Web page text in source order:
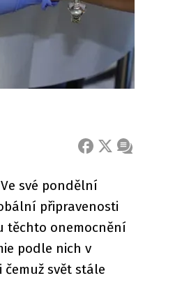
FACEBOOK
X ZPRÁVA
své pondělní
připravenosti
těchto onemocnění
podle nich v
svět stále